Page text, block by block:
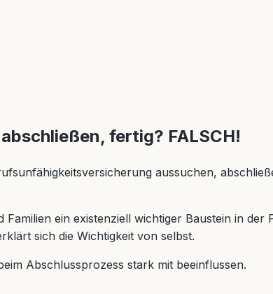
fertig? FALSCH!
aussuchen,
ein existenziell wichtiger Baustein in der
sich die Wichtigkeit von selbst.
Abschlussprozess stark mit beeinflussen.